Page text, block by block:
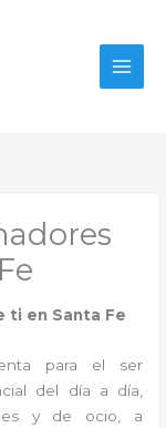
ti en Santa Fe
para el ser
del día a día,
y de ocio, a